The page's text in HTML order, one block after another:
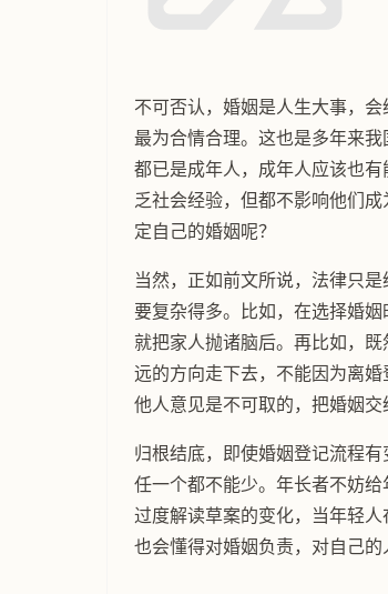
不可否认，婚姻是人生大事，
最为合情合理。这也是多年来
都已是成年人，成年人应该也
乏社会经验，但都不影响他们
定自己的婚姻呢？
当然，正如前文所说，法律只
要复杂得多。比如，在选择婚
就把家人抛诸脑后。再比如，
远的方向走下去，不能因为离
他人意见是不可取的，把婚姻交
归根结底，即使婚姻登记流程
任一个都不能少。年长者不妨
过度解读草案的变化，当年轻
也会懂得对婚姻负责，对自己的